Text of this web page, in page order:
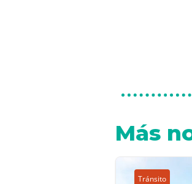
Más
Tránsito